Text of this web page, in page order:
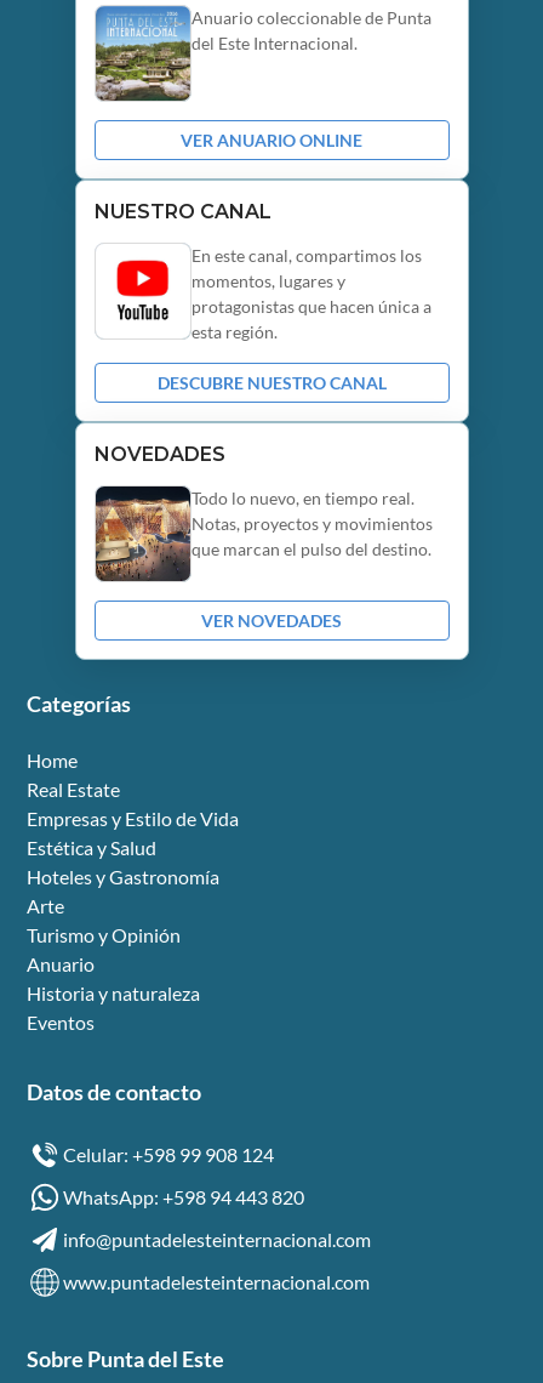
Anuario coleccionable de Punta
del Este Internacional.
VER ANUARIO ONLINE
NUESTRO CANAL
En este canal, compartimos los
momentos, lugares y
protagonistas que hacen única a
esta región.
DESCUBRE NUESTRO CANAL
NOVEDADES
Todo lo nuevo, en tiempo real.
Notas, proyectos y movimientos
que marcan el pulso del destino.
VER NOVEDADES
Categorías
Home
Real Estate
Empresas y Estilo de Vida
Estética y Salud
Hoteles y Gastronomía
Arte
Turismo y Opinión
Anuario
Historia y naturaleza
Eventos
Datos de contacto
Celular: +598 99 908 124
WhatsApp: +598 94 443 820
info@puntadelesteinternacional.com
www.puntadelesteinternacional.com
Sobre Punta del Este